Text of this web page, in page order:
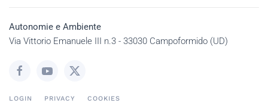
Autonomie e Ambiente
Via Vittorio Emanuele III n.3 - 33030 Campoformido (UD)
LOGIN PRIVACY COOKIES